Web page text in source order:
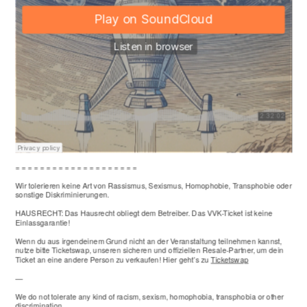
= = = = = = = = = = = = = = = = = = = =
Wir tolerieren keine Art von Rassismus, Sexismus, Homophobie, Transphobie oder
sonstige Diskriminierungen.
HAUSRECHT: Das Hausrecht obliegt dem Betreiber. Das VVK-Ticket ist keine
Einlassgarantie!
Wenn du aus irgendeinem Grund nicht an der Veranstaltung teilnehmen kannst,
nutze bitte Ticketswap, unseren sicheren und offiziellen Resale-Partner, um dein
Ticket an eine andere Person zu verkaufen! Hier geht’s zuTicketswap
—
We do not tolerate any kind of racism, sexism, homophobia, transphobia or other